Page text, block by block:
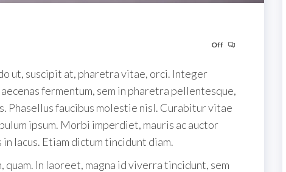
Off
ut, suscipit at, pharetra vitae, orci. Integer
fermentum, sem in pharetra pellentesque,
Phasellus faucibus molestie nisl. Curabitur vitae
ipsum. Morbi imperdiet, mauris ac auctor
lacus. Etiam dictum tincidunt diam.
In laoreet, magna id viverra tincidunt, sem